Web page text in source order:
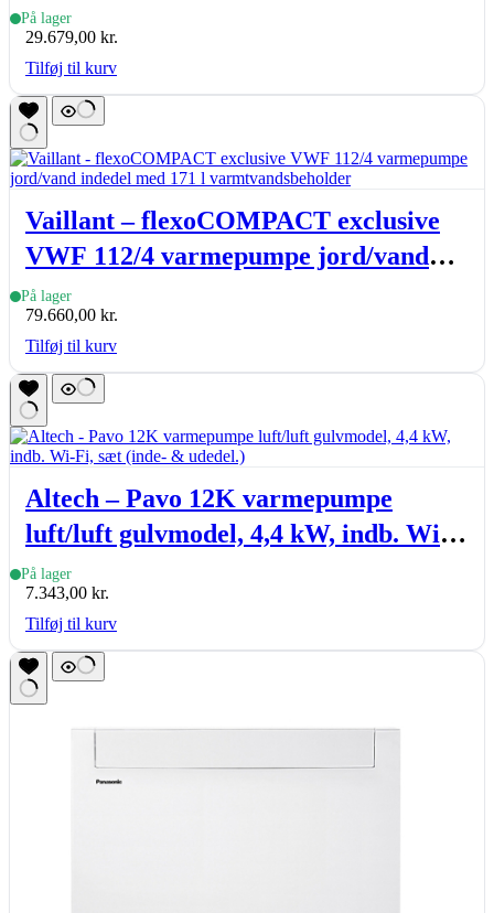
På lager
29.679,00 kr.
Tilføj til kurv
Vaillant – flexoCOMPACT exclusive
VWF 112/4 varmepumpe jord/vand
indedel med 171 l varmtvandsbeholder
På lager
79.660,00 kr.
Tilføj til kurv
Altech – Pavo 12K varmepumpe
luft/luft gulvmodel, 4,4 kW, indb. Wi-
Fi, sæt (inde- & udedel.)
På lager
7.343,00 kr.
Tilføj til kurv